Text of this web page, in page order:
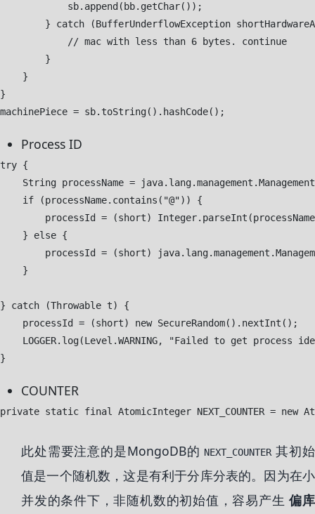
            sb.append(bb.getChar());
} catch (BufferUnderflowException
            // mac with less than 6 bytes. continue
        }
    }
}
Process ID
try {
String processName =
    if (processName.contains("@")) {
processId = (short)
    } else {
processId = (short)
    }
} catch (Throwable t) {
    processId = (short) new SecureRandom().nextInt();
LOGGER.log(Level.WARNING, "Failed to get process
COUNTER
此处需要注意的是MongoDB的 NEXT_COUNTER其初始
值是一个随机数，这是有利于分库分表的。因为在小
并发的条件下，非随机数的初始值，容易产生偏库